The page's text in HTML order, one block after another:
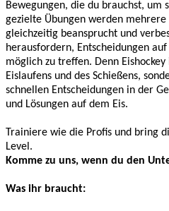
Bewegungen, die du brauchst, um
gezielte Übungen werden
gleichzeitig beansprucht und
herausfordern, Entscheidungen
möglich zu treffen. Denn
Eislaufens und des Schießens,
schnellen Entscheidungen in der
und Lösungen auf dem Eis.
Trainiere wie die Profis und bring
Level.
Komme zu uns, wenn du den
Was ihr braucht: